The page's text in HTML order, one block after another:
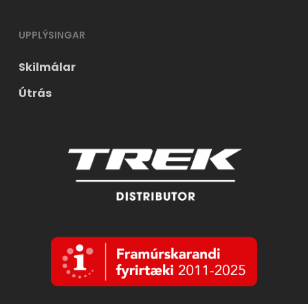
UPPLÝSINGAR
Skilmálar
Útrás